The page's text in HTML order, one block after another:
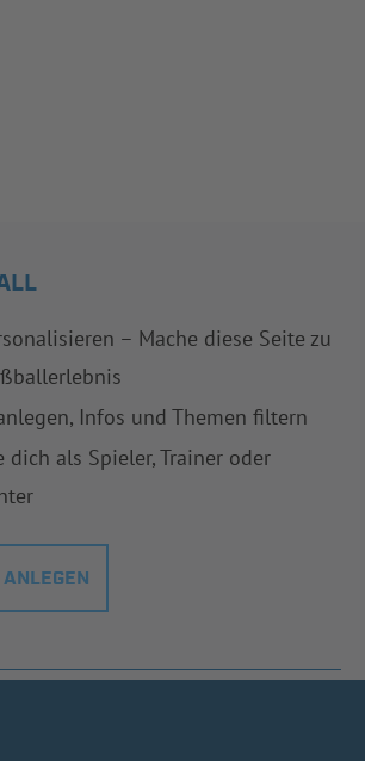
– Mache diese Seite zu
Infos und Themen filtern
dich als Spieler, Trainer oder